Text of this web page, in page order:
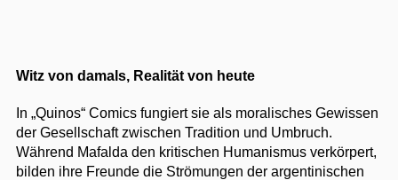
Witz von damals, Realität von heute
In „Quinos“ Comics fungiert sie als moralisches Gewissen
der Gesellschaft zwischen Tradition und Umbruch.
Während Mafalda den kritischen Humanismus verkörpert,
bilden ihre Freunde die Strömungen der argentinischen